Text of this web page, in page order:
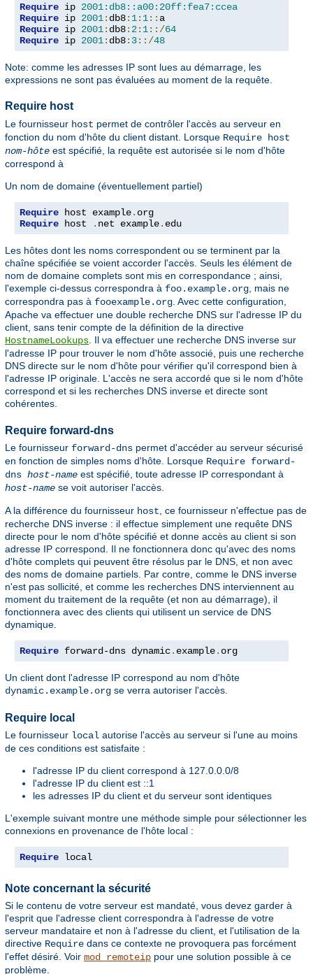
Require ip 2001:db8::a00:20ff:fea7:ccea
Require ip 2001: db8: 1: 1::
Require ip 2001: db8: 2: 1::/64
Require ip 2001: db8: 3::/48
Note: comme les adresses IP sont lues au démarrage, les
expressions ne sont pas évaluées au moment de la requête.
Require host
Le fournisseur host permet de contrôler l'accès au serveur en
fonction du nom d'hôte du client distant. Lorsque Require host
nom-hôte est spécifié, la requête est autorisée si le nom d'hôte
correspond à
Un nom de domaine (éventuellement partiel)
Require host example.
Require host . net example. edu
Les hôtes dont les noms correspondent ou se terminent par la
chaîne spécifiée se voient accorder l'accès. Seuls les élément de
nom de domaine complets sont mis en correspondance ; ainsi,
l'exemple ci-dessus correspondra à foo.example.org , mais ne
correspondra pas à fooexample.org . Avec cette configuration,
Apache va effectuer une double recherche DNS sur l'adresse IP du
client, sans tenir compte de la définition de la directive
HostnameLookups . Il va effectuer une recherche DNS inverse sur
l'adresse IP pour trouver le nom d'hôte associé, puis une recherche
DNS directe sur le nom d'hôte pour vérifier qu'il correspond bien à
l'adresse IP originale. L'accès ne sera accordé que si le nom d'hôte
correspond et si les recherches DNS inverse et directe sont
cohérentes.
Require forward-dns
Le fournisseur forward-dns permet d'accéder au serveur sécurisé
en fonction de simples noms d'hôte. Lorsque Require forward-
dns host-name est spécifié, toute adresse IP correspondant à
host-name se voit autoriser l'accès.
A la différence du fournisseur host , ce fournisseur n'effectue pas de
recherche DNS inverse : il effectue simplement une requête DNS
directe pour le nom d'hôte spécifié et donne accès au client si son
adresse IP correspond. Il ne fonctionnera donc qu'avec des noms
d'hôte complets qui peuvent être résolus par le DNS, et non avec
des noms de domaine partiels. Par contre, comme le DNS inverse
n'est pas sollicité, et comme les recherches DNS interviennent au
moment du traitement de la requête (et non au démarrage), il
fonctionnera avec des clients qui utilisent un service de DNS
dynamique.
Require forward-dns dynamic. example. org
Un client dont l'adresse IP correspond au nom d'hôte
dynamic.example.org se verra autoriser l'accès.
Require local
Le fournisseur local autorise l'accès au serveur si l'une au moins
de ces conditions est satisfaite :
l'adresse IP du client correspond à 127.0.0.0/8
l'adresse IP du client est ::1
les adresses IP du client et du serveur sont identiques
L'exemple suivant montre une méthode simple pour sélectionner les
connexions en provenance de l'hôte local :
Require local
Note concernant la sécurité
Si le contenu de votre serveur est mandaté, vous devez garder à
l'esprit que l'adresse client correspondra à l'adresse de votre
serveur mandataire et non à l'adresse du client, et l'utilisation de la
directive Require dans ce contexte ne provoquera pas forcément
l'effet désiré. Voir mod_remoteip pour une solution possible à ce
problème.